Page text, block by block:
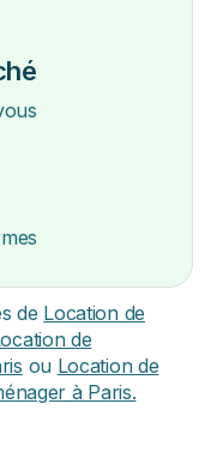
de Location de
de
ou Location de
à Paris.